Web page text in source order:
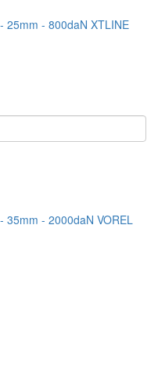
25mm - 800daN XTLINE
35mm - 2000daN VOREL